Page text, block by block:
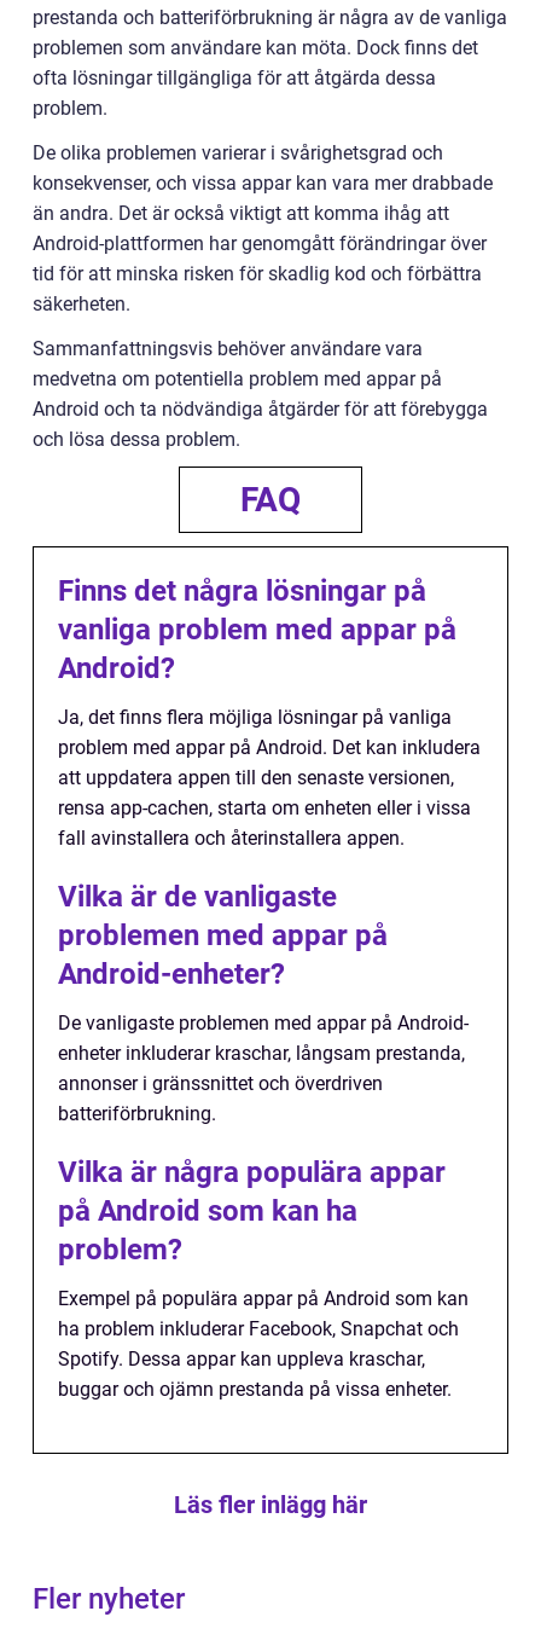
prestanda och batteriförbrukning är några av de vanliga
problemen som användare kan möta. Dock finns det
ofta lösningar tillgängliga för att åtgärda dessa
problem.
De olika problemen varierar i svårighetsgrad och
konsekvenser, och vissa appar kan vara mer drabbade
än andra. Det är också viktigt att komma ihåg att
Android-plattformen har genomgått förändringar över
tid för att minska risken för skadlig kod och förbättra
säkerheten.
Sammanfattningsvis behöver användare vara
medvetna om potentiella problem med appar på
Android och ta nödvändiga åtgärder för att förebygga
och lösa dessa problem.
FAQ
Finns det några lösningar på
vanliga problem med appar på
Android?
Ja, det finns flera möjliga lösningar på vanliga
problem med appar på Android. Det kan inkludera
att uppdatera appen till den senaste versionen,
rensa app-cachen, starta om enheten eller i vissa
fall avinstallera och återinstallera appen.
Vilka är de vanligaste
problemen med appar på
Android-enheter?
De vanligaste problemen med appar på Android-
enheter inkluderar kraschar, långsam prestanda,
annonser i gränssnittet och överdriven
batteriförbrukning.
Vilka är några populära appar
på Android som kan ha
problem?
Exempel på populära appar på Android som kan
ha problem inkluderar Facebook, Snapchat och
Spotify. Dessa appar kan uppleva kraschar,
buggar och ojämn prestanda på vissa enheter.
Läs fler inlägg här
Fler nyheter